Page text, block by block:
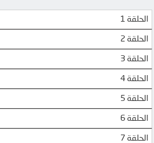
الحلقة 1
الحلقة 2
الحلقة 3
الحلقة 4
الحلقة 5
الحلقة 6
الحلقة 7